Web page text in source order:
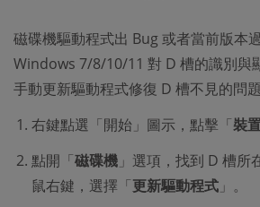
磁碟機驅動程式出 Bug 或者當前版本
Windows 7/8/10/11 對 D 槽的識別與
手動更新驅動程式修復 D 槽不見的問題
右鍵點選「開始」圖示，點擊「裝
點開「磁碟機 」選項，找到 D 槽所
鼠右鍵，選擇「更新驅動程式 」。